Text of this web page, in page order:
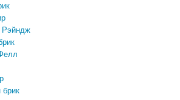
Рэйндж